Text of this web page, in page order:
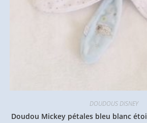
DOUDOUS DISNEY
Doudou Mickey pétales bleu blanc